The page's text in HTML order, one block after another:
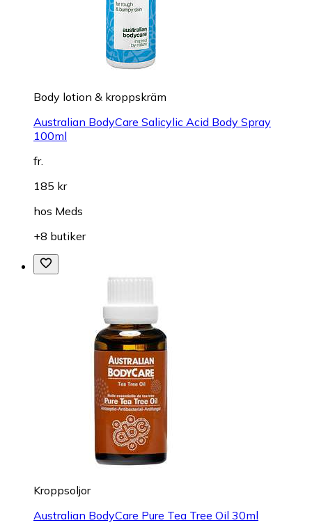
Body lotion & kroppskräm
Australian BodyCare Salicylic Acid Body Spray
100ml
fr.
185 kr
hos Meds
+8 butiker
Kroppsoljor
Australian BodyCare Pure Tea Tree Oil 30ml